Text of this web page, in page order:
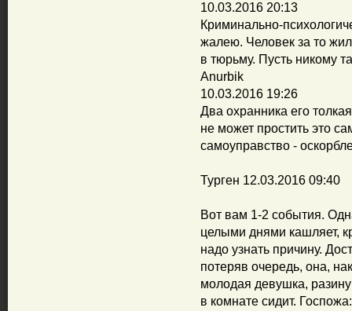
10.03.2016 20:13
Криминально-
жалею. Человек за то
в тюрьму. Пусть никому
Anurbik
10.03.2016 19:26
Два охранника его
не может простить это
самоуправство -
Турген 12.03.2016 09:40
Вот вам 1-2 события.
целыми днями кашляет,
надо узнать причину.
потеряв очередь, она,
молодая девушка,
в комнате сидит.